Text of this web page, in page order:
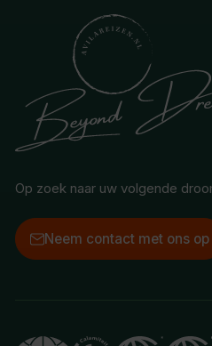
Op zoek naar uw volgende
Neem contact met ons op